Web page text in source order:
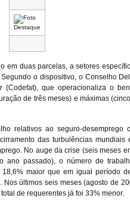
em duas parcelas, a setores
o dispositivo, o Conselho
(Codefat), que operacionaliza o
de três meses) e máximas
relativos ao seguro-desemprego
das turbulências mundiais
No auge da crise (seis meses
ano passado), o número de
maior que em igual período
últimos seis meses (agosto de
de requerentes já foi 33% menor.